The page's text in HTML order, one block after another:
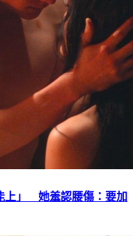
上」 她羞認腰傷：要加